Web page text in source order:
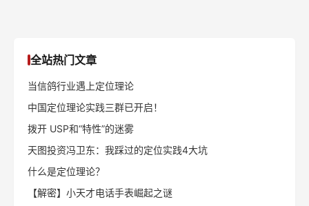
全站热门文章
当信鸽行业遇上定位理论
中国定位理论实践三群已开启！
拨开 USP和“特性”的迷雾
天图投资冯卫东：我踩过的定位实践4大坑
什么是定位理论？
【解密】小天才电话手表崛起之谜